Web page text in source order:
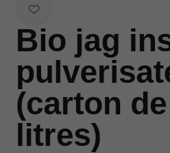
Bio jag
(carton
litres)